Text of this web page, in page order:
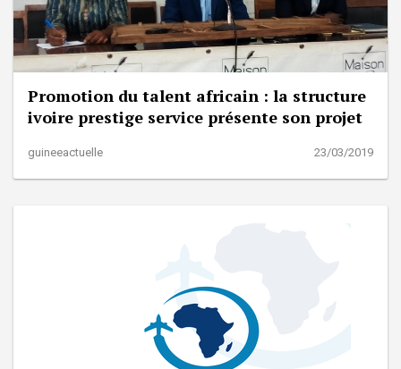
Promotion du talent africain : la structure
ivoire prestige service présente son projet
guineeactuelle 23/03/2019